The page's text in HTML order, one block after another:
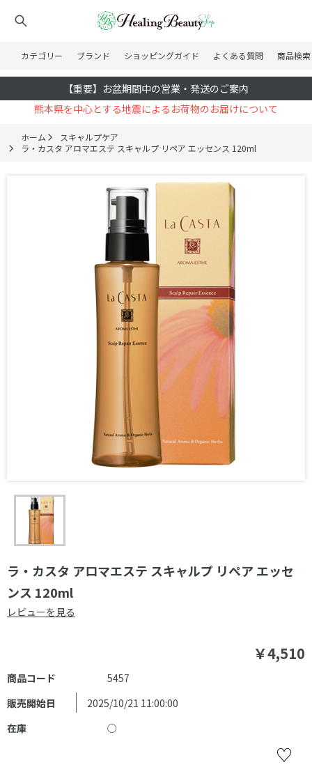
カテゴリー ブランド ショッピングガイド よくある質問 商品検索
【重要】お盆期間中の営業・発送のご案内
熊本県を中心とする地震によるお荷物のお届けについて
ホーム
スキャルプケア
ラ・カスタ アロマエステ スキャルプ リペア エッセンス 120ml
ラ・カスタ アロマエステ スキャルプ リペア エッセ
ンス 120ml
レビューを見る
￥4,510
商品コード
5457
販売開始日
2025/10/21 11:00:00
在庫 ○